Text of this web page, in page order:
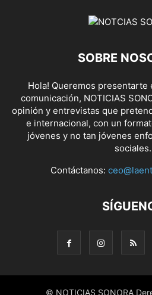
SOBRE
Hola! Queremos presentarte
comunicación, NOTICIAS
opinión y entrevistas que
e internacional, con un
jóvenes y no tan jóvenes
sociales.
Contáctanos:
© NOTICIAS SONORA